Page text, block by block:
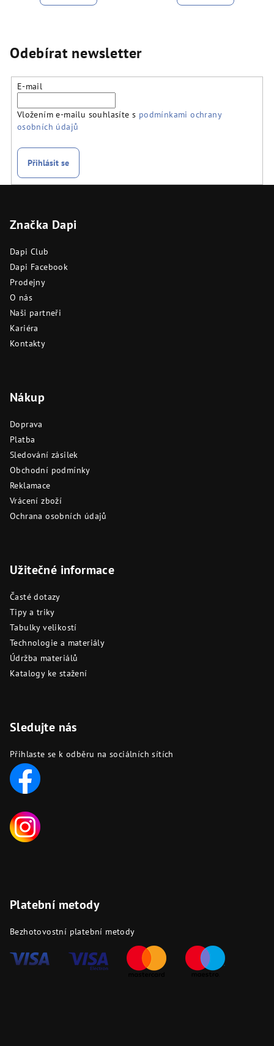
Odebírat newsletter
E-mail
Vložením e-mailu souhlasíte s podmínkami ochrany
osobních údajů
Přihlásit se
Značka Dapi
Dapi Club
Dapi Facebook
Prodejny
O nás
Naši partneři
Kariéra
Kontakty
Nákup
Doprava
Platba
Sledování zásilek
Obchodní podmínky
Reklamace
Vrácení zboží
Ochrana osobních údajů
Užitečné informace
Časté dotazy
Tipy a triky
Tabulky velikostí
Technologie a materiály
Údržba materiálů
Katalogy ke stažení
Sledujte nás
Přihlaste se k odběru na sociálních sítích
Platební metody
Bezhotovostní platební metody